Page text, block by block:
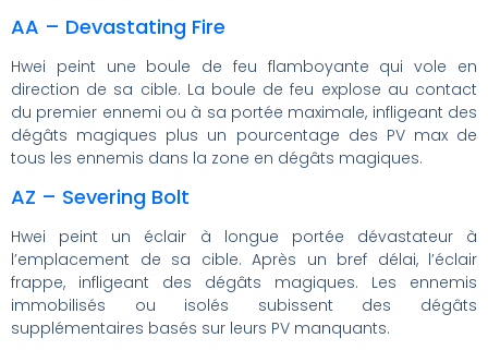
AA – Devastating Fire
Hwei peint une boule de feu flamboyante qui vole en
direction de sa cible. La boule de feu explose au contact
du premier ennemi ou à sa portée maximale, infligeant des
dégâts magiques plus un pourcentage des PV max de
tous les ennemis dans la zone en dégâts magiques.
AZ – Severing Bolt
Hwei peint un éclair à longue portée dévastateur à
l’emplacement de sa cible. Après un bref délai, l’éclair
frappe, infligeant des dégâts magiques. Les ennemis
immobilisés ou isolés subissent des dégâts
supplémentaires basés sur leurs PV manquants.